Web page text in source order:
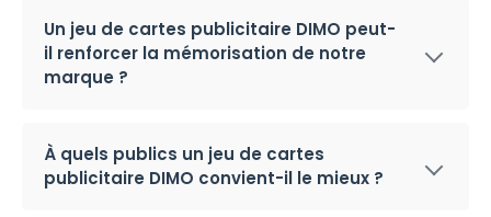
Un jeu de cartes publicitaire DIMO peut-
il renforcer la mémorisation de notre
marque ?
À quels publics un jeu de cartes
publicitaire DIMO convient-il le mieux ?